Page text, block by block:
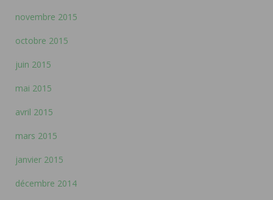
novembre 2015
octobre 2015
juin 2015
mai 2015
avril 2015
mars 2015
janvier 2015
décembre 2014